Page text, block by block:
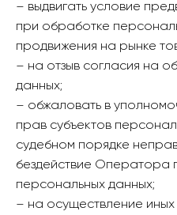
– выдвигать условие
при обработке
продвижения на рынке
– на отзыв согласия на
данных;
– обжаловать в
прав субъектов
судебном порядке
бездействие Оператора
персональных данных;
– на осуществление